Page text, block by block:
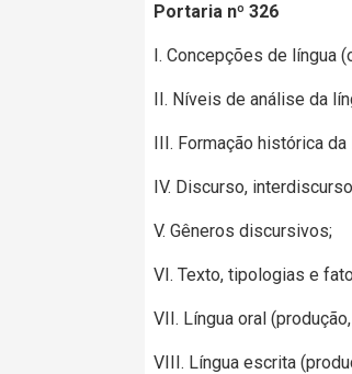
Portaria nº 326
I. Concepções de língua
II. Níveis de análise da
III. Formação histórica
IV. Discurso,
V. Gêneros discursivos;
VI. Texto, tipologias e
VII. Língua oral
VIII. Língua escrita